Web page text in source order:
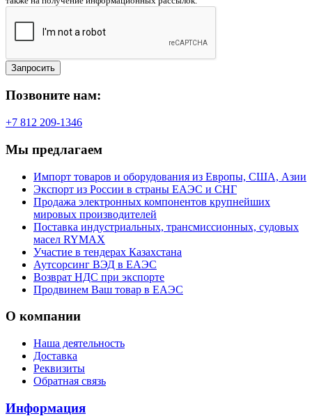
Запросить
Позвоните нам:
+7 812 209-1346
Мы предлагаем
Импорт товаров и оборудования из Европы, США, Азии
Экспорт из России в страны ЕАЭС и СНГ
Продажа электронных компонентов крупнейших
мировых производителей
Поставка индустриальных, трансмиссионных, судовых
масел RYMAX
Участие в тендерах Казахстана
Аутсорсинг ВЭД в ЕАЭС
Возврат НДС при экспорте
Продвинем Ваш товар в ЕАЭС
О компании
Наша деятельность
Доставка
Реквизиты
Обратная связь
Информация